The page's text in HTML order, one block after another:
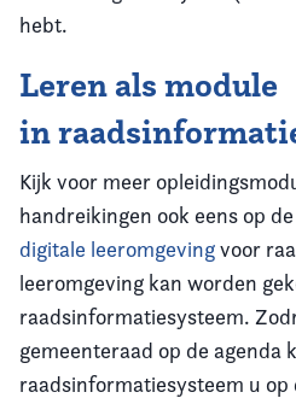
hebt.
Leren als module
in
Kijk voor meer
handreikingen ook eens op
digitale leeromgevingvoor
leeromgeving kan worden
raadsinformatiesysteem.
gemeenteraad op de agenda
raadsinformatiesysteem u